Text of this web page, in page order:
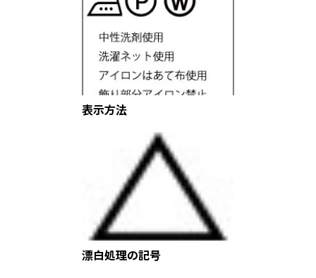
表示方法
漂白処理の記号